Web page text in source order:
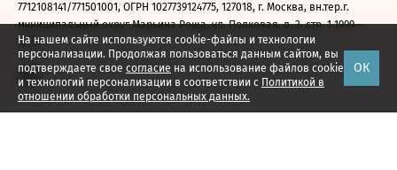
На нашем сайте используются cookie-файлы и технологии
персонализации. Продолжая пользоваться данным сайтом, вы
подтверждаете свое согласие на использование файлов cookie
и технологий персонализации в соответствии с Политикой в
отношении обработки персональных данных.
ОК
7712108141/771501001, ОГРН 1027739124775, 127018, г. Москва, вн.тер.г.
муниципальный округ Марьина Роща, ул. Полковая, д. 3, стр. 1 1999—
2026